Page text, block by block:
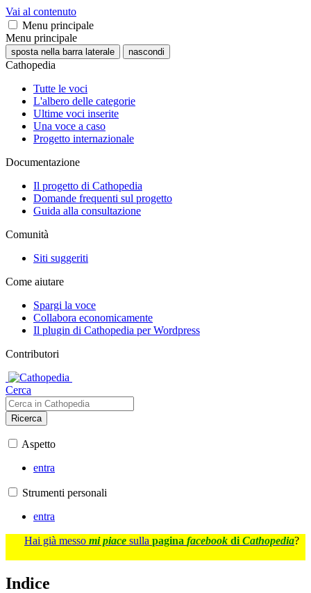
Vai al contenuto
Menu principale
Menu principale
sposta nella barra laterale nascondi
Cathopedia
Tutte le voci
L'albero delle categorie
Ultime voci inserite
Una voce a caso
Progetto internazionale
Documentazione
Il progetto di Cathopedia
Domande frequenti sul progetto
Guida alla consultazione
Comunità
Siti suggeriti
Come aiutare
Spargi la voce
Collabora economicamente
Il plugin di Cathopedia per Wordpress
Contributori
Cerca
Ricerca
Aspetto
entra
Strumenti personali
entra
Hai già messo mi piace sulla pagina facebook di Cathopedia?
Indice